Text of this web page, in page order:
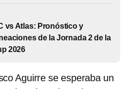
vs Atlas: Pronóstico y
de la Jornada 2 de la
2026
Aguirre se esperaba un